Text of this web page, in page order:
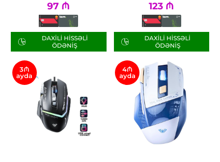
97 ₼
DAXILI HISSƏLI
ÖDƏNIŞ
123 ₼
DAXILI HISSƏLI
ÖDƏNIŞ
3₼
ayda
4₼
ayda